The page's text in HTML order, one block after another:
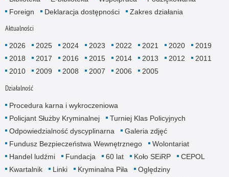
Foreign
Deklaracja dostępności Zakres działania
Aktualności
2026 2025 2024 2023 2022 2021 2020
2019
2018
2017 2016 2015 2014 2013 2012
2011
2010
2009 2008 2007 2006 2005
Działalność
Procedura karna i wykroczeniowa
Policjant Służby Kryminalnej
Turniej Klas Policyjnych
Odpowiedzialność dyscyplinarna
Galeria zdjęć
Fundusz Bezpieczeństwa Wewnętrznego
Wolontariat
Handel ludźmi
Fundacja 60 lat Koło SEiRP
CEPOL
Kwartalnik
Linki Kryminalna Piła
Oględziny